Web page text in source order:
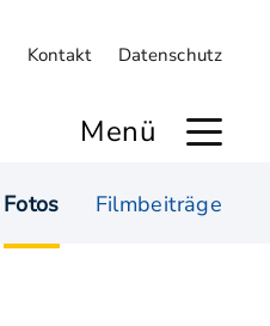
Kontakt Datenschutz
Menü
Fotos Filmbeiträge